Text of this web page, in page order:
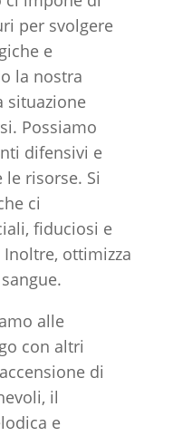
per svolgere
e
la nostra
situazione
Possiamo
difensivi e
le risorse. Si
ci
fiduciosi e
ottimizza
alle
con altri
di
il
e